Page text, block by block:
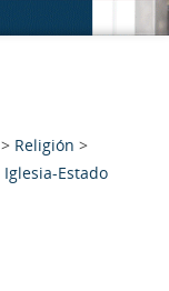
> Religión >
Iglesia-Estado